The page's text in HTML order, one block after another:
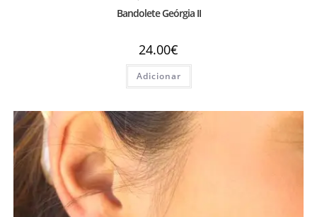
Bandolete Geórgia II
24.00€
Adicionar